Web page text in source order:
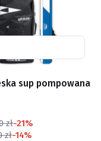
sup pompowana
zł-21%
zł-14%